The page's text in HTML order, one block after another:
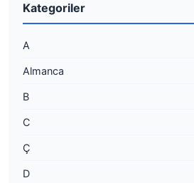
Kategoriler
A
Almanca
B
C
Ç
D